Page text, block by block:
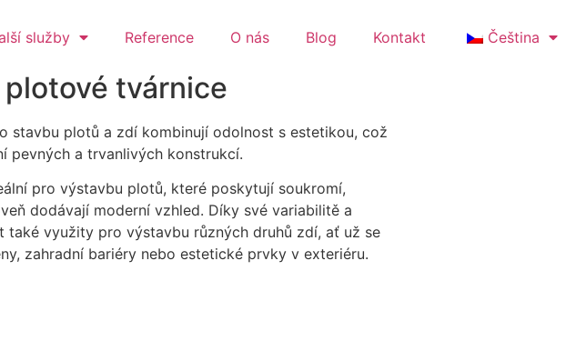
služby Reference O nás Blog Kontakt Čeština
plotové tvárnice
stavbu plotů a zdí kombinují odolnost s estetikou, což
pevných a trvanlivých konstrukcí.
pro výstavbu plotů, které poskytují soukromí,
dodávají moderní vzhled. Díky své variabilitě a
také využity pro výstavbu různých druhů zdí, ať už se
zahradní bariéry nebo estetické prvky v exteriéru.